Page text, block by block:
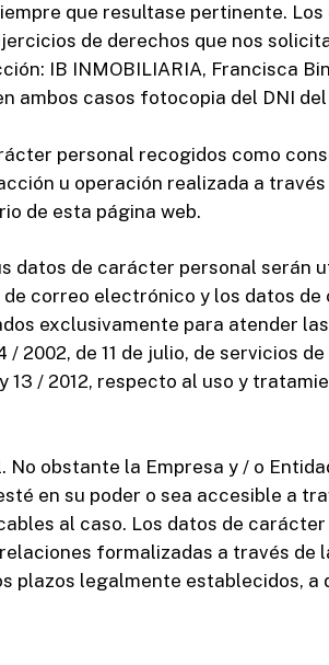
que resultase pertinente.
de derechos que nos
IB INMOBILIARIA, Francisca
ambos casos fotocopia del DNI
personal recogidos como
u operación realizada a
de esta página web.
datos de carácter personal serán
correo electrónico y los datos
exclusivamente para atender
2002, de 11 de julio, de servicios
/ 2012, respecto al uso y
obstante la Empresa y / o
en su poder o sea accesible a
al caso. Los datos de
formalizadas a través de
plazos legalmente establecidos, a